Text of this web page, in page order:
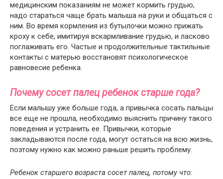
медицинским показаниям не может кормить грудью,
надо стараться чаще брать малыша на руки и общаться с
ним. Во время кормления из бутылочки можно прижать
кроху к себе, имитируя вскармливание грудью, и ласково
поглаживать его. Частые и продолжительные тактильные
контакты с матерью восстановят психологическое
равновесие ребенка.
Почему сосет палец ребенок старше года?
Если малышу уже больше года, а привычка сосать пальцы
все еще не прошла, необходимо выяснить причину такого
поведения и устранить ее. Привычки, которые
закладываются после года, могут остаться на всю жизнь,
поэтому нужно как можно раньше решить проблему.
Ребенок старшего возраста сосет палец, потому что: